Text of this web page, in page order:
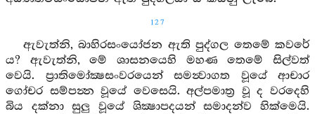
127
ඇවැත්නි, බාහිරසංයෝජන ඇති පුද්ගල තෙමේ කවරේ
ය? ඇවැත්නි, මේ ශාසනයෙහි මහණ තෙමේ සිල්වත්
වෙයි. ප්‍රාතිමෝක්‍ෂසංවරයෙන් සමන්‍වාගත වූයේ ආචාර
ගෝචර සම්‍පන්‍න වූයේ වෙසෙයි. අල්පමාත්‍ර වූ ද වරදෙහි
බිය දක්නා සුලු වූයේ ශික්‍ෂාපදයන් සමාදන්ව හික්මෙයි.